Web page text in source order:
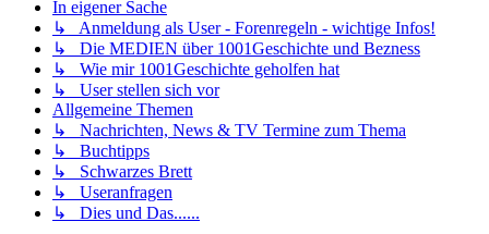
In eigener Sache
↳ Anmeldung als User - Forenregeln - wichtige Infos!
↳ Die MEDIEN über 1001Geschichte und Bezness
↳ Wie mir 1001Geschichte geholfen hat
↳ User stellen sich vor
Allgemeine Themen
↳ Nachrichten, News & TV Termine zum Thema
↳ Buchtipps
↳ Schwarzes Brett
↳ Useranfragen
↳ Dies und Das......